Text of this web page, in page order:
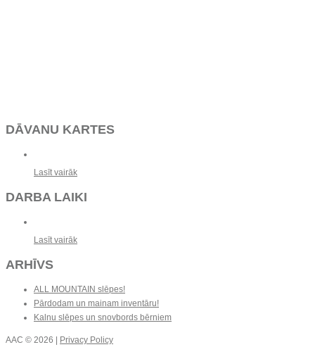
DĀVANU KARTES
Lasīt vairāk
DARBA LAIKI
Lasīt vairāk
ARHĪVS
ALL MOUNTAIN slēpes!
Pārdodam un mainam inventāru!
Kalnu slēpes un snovbords bērniem
AAC © 2026 | Privacy Policy